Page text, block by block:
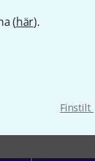
(här).
Finstilt